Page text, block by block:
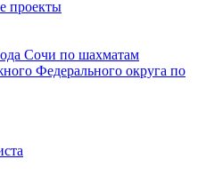
проекты
Сочи по шахматам
Федерального округа по